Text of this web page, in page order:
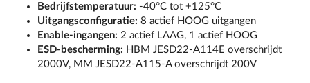
Bedrijfstemperatuur: -40°C tot +125°C
Uitgangsconfiguratie: 8 actief HOOG uitgangen
Enable-ingangen: 2 actief LAAG, 1 actief HOOG
ESD-bescherming: HBM JESD22-A114E overschrijdt
2000V, MM JESD22-A115-A overschrijdt 200V